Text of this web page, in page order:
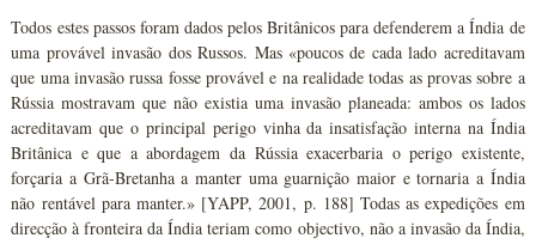
Todos estes passos foram dados pelos Britânicos para defenderem a Índia de
uma provável invasão dos Russos. Mas «poucos de cada lado acreditavam
que uma invasão russa fosse provável e na realidade todas as provas sobre a
Rússia mostravam que não existia uma invasão planeada: ambos os lados
acreditavam que o principal perigo vinha da insatisfação interna na Índia
Britânica e que a abordagem da Rússia exacerbaria o perigo existente,
forçaria a Grã-Bretanha a manter uma guarnição maior e tornaria a Índia
não rentável para manter.» [YAPP, 2001, p. 188] Todas as expedições em
direcção à fronteira da Índia teriam como objectivo, não a invasão da Índia,